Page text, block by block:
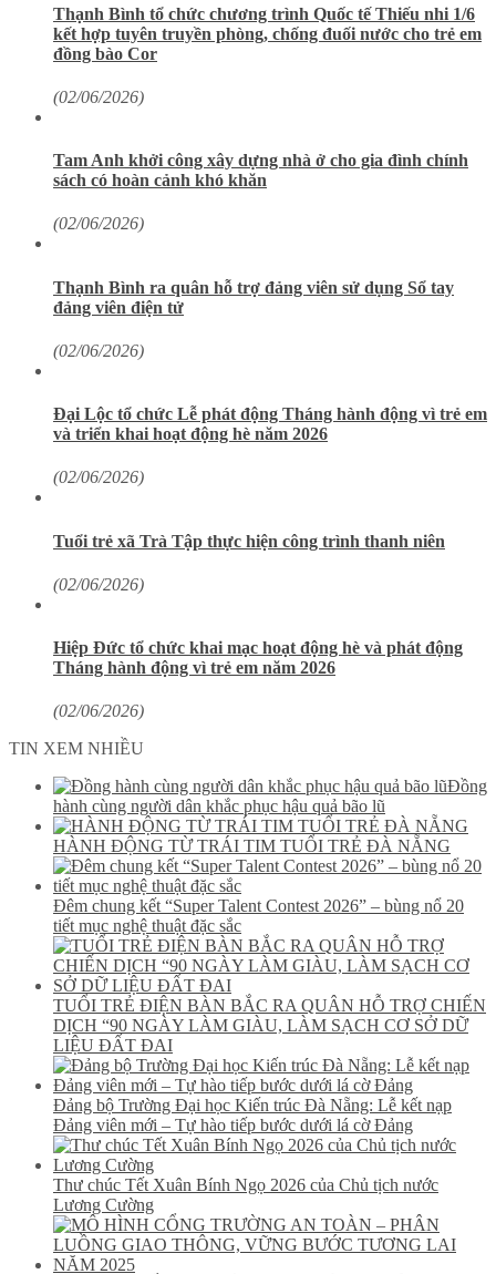
Thạnh Bình tổ chức chương trình Quốc tế Thiếu nhi 1/6
kết hợp tuyên truyền phòng, chống đuối nước cho trẻ em
đồng bào Cor
(02/06/2026)
Tam Anh khởi công xây dựng nhà ở cho gia đình chính
sách có hoàn cảnh khó khăn
(02/06/2026)
Thạnh Bình ra quân hỗ trợ đảng viên sử dụng Sổ tay
đảng viên điện tử
(02/06/2026)
Đại Lộc tổ chức Lễ phát động Tháng hành động vì trẻ em
và triển khai hoạt động hè năm 2026
(02/06/2026)
Tuổi trẻ xã Trà Tập thực hiện công trình thanh niên
(02/06/2026)
Hiệp Đức tổ chức khai mạc hoạt động hè và phát động
Tháng hành động vì trẻ em năm 2026
(02/06/2026)
TIN XEM NHIỀU
Đồng
hành cùng người dân khắc phục hậu quả bão lũ
HÀNH ĐỘNG TỪ TRÁI TIM TUỔI TRẺ ĐÀ NẴNG
Đêm chung kết “Super Talent Contest 2026” – bùng nổ 20
tiết mục nghệ thuật đặc sắc
TUỔI TRẺ ĐIỆN BÀN BẮC RA QUÂN HỖ TRỢ CHIẾN
DỊCH “90 NGÀY LÀM GIÀU, LÀM SẠCH CƠ SỞ DỮ
LIỆU ĐẤT ĐAI
Đảng bộ Trường Đại học Kiến trúc Đà Nẵng: Lễ kết nạp
Đảng viên mới – Tự hào tiếp bước dưới lá cờ Đảng
Thư chúc Tết Xuân Bính Ngọ 2026 của Chủ tịch nước
Lương Cường